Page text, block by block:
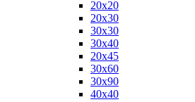
20х20
20х30
30х30
30х40
20х45
30х60
30х90
40х40